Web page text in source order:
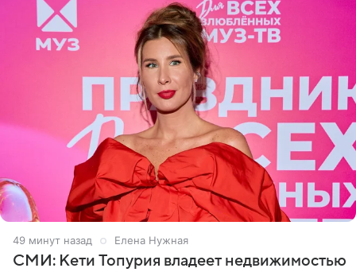
49 минут назад Елена Нужная
СМИ: Кети Топурия владеет недвижимостью